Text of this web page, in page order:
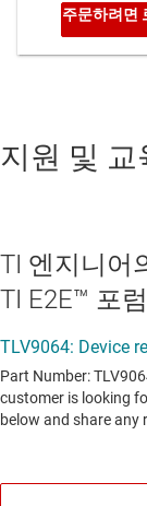
지원 및 교
TI 엔지니어
TI E2E™ 포럼